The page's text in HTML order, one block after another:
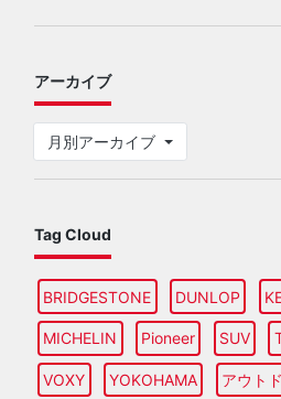
アーカイブ
月別アーカイブ
Tag Cloud
BRIDGESTONE DUNLOP
MICHELIN Pioneer SUV
VOXY YOKOHAMA アウト